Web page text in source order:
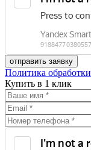
Политика
Купить в 1 клик